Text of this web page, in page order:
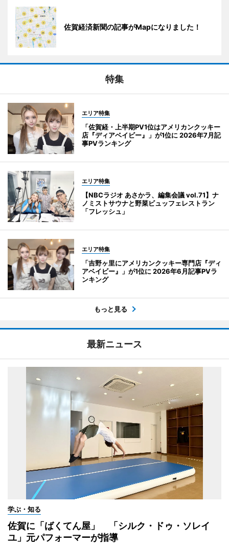
佐賀経済新聞の記事がMapになりました！
特集
エリア特集
「佐賀経・上半期PV1位はアメリカンクッキー
店『ディアベイビー』」が1位に 2026年7月記
事PVランキング
エリア特集
【NBCラジオ あさかラ、編集会議 vol.71】ナ
ノミストサウナと野菜ビュッフェレストラン
「フレッシュ」
エリア特集
「吉野ヶ里にアメリカンクッキー専門店『ディ
アベイビー』」が1位に 2026年6月記事PVラ
ンキング
もっと見る
最新ニュース
学ぶ・知る
佐賀に「ばくてん屋」 「シルク・ドゥ・ソレイ
ユ」元パフォーマーが指導